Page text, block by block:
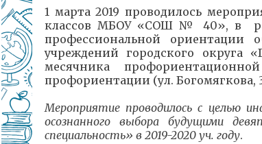
1 марта 2019 проводилось
классов МБОУ «СОШ № 40», в
профессиональной ориентации
учреждений городского округа
месячника
профориентации (ул. Богомягкова,
Мероприятие проводилось с целью
осознанного выбора будущими
специальность» в 2019-2020 уч. году.